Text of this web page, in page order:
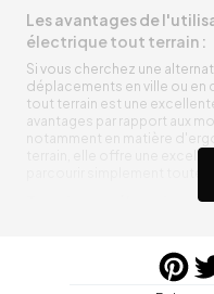
Les avantages de
électrique tout terrain :
Si vous cherchez une
déplacements en ville ou
tout terrain est une
avantages par rapport aux
notamment en matière
terrain, elle offre une
parcourir simplement toutes
Trottinette électrique
entre vos trajets, vous
batterie. De plus, elle est